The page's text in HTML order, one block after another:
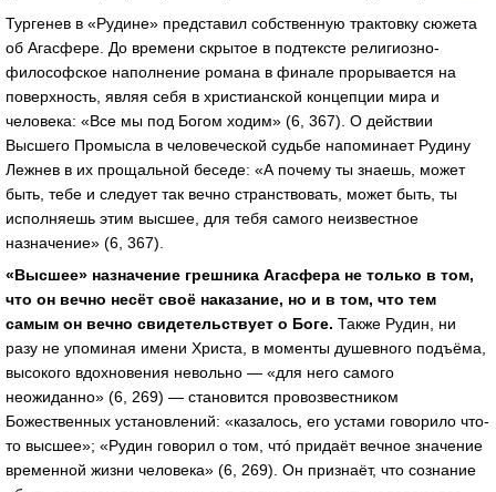
Тургенев в «Рудине» представил собственную трактовку сюжета
об Агасфере. До времени скрытое в подтексте религиозно-
философское наполнение романа в финале прорывается на
поверхность, являя себя в христианской концепции мира и
человека: «Все мы под Богом ходим» (6, 367). О действии
Высшего Промысла в человеческой судьбе напоминает Рудину
Лежнев в их прощальной беседе: «А почему ты знаешь, может
быть, тебе и следует так вечно странствовать, может быть, ты
исполняешь этим высшее, для тебя самого неизвестное
назначение» (6, 367).
«Высшее» назначение грешника Агасфера не только в том,
что он вечно несёт своё наказание, но и в том, что тем
самым он вечно свидетельствует о Боге. Также Рудин, ни
разу не упоминая имени Христа, в моменты душевного подъёма,
высокого вдохновения невольно — «для него самого
неожиданно» (6, 269) — становится провозвестником
Божественных установлений: «казалось, его устами говорило что-
то высшее»; «Рудин говорил о том, чтó придаёт вечное значение
временной жизни человека» (6, 269). Он признаёт, что сознание